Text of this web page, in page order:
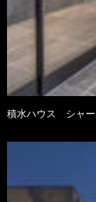
積水ハウス シャ